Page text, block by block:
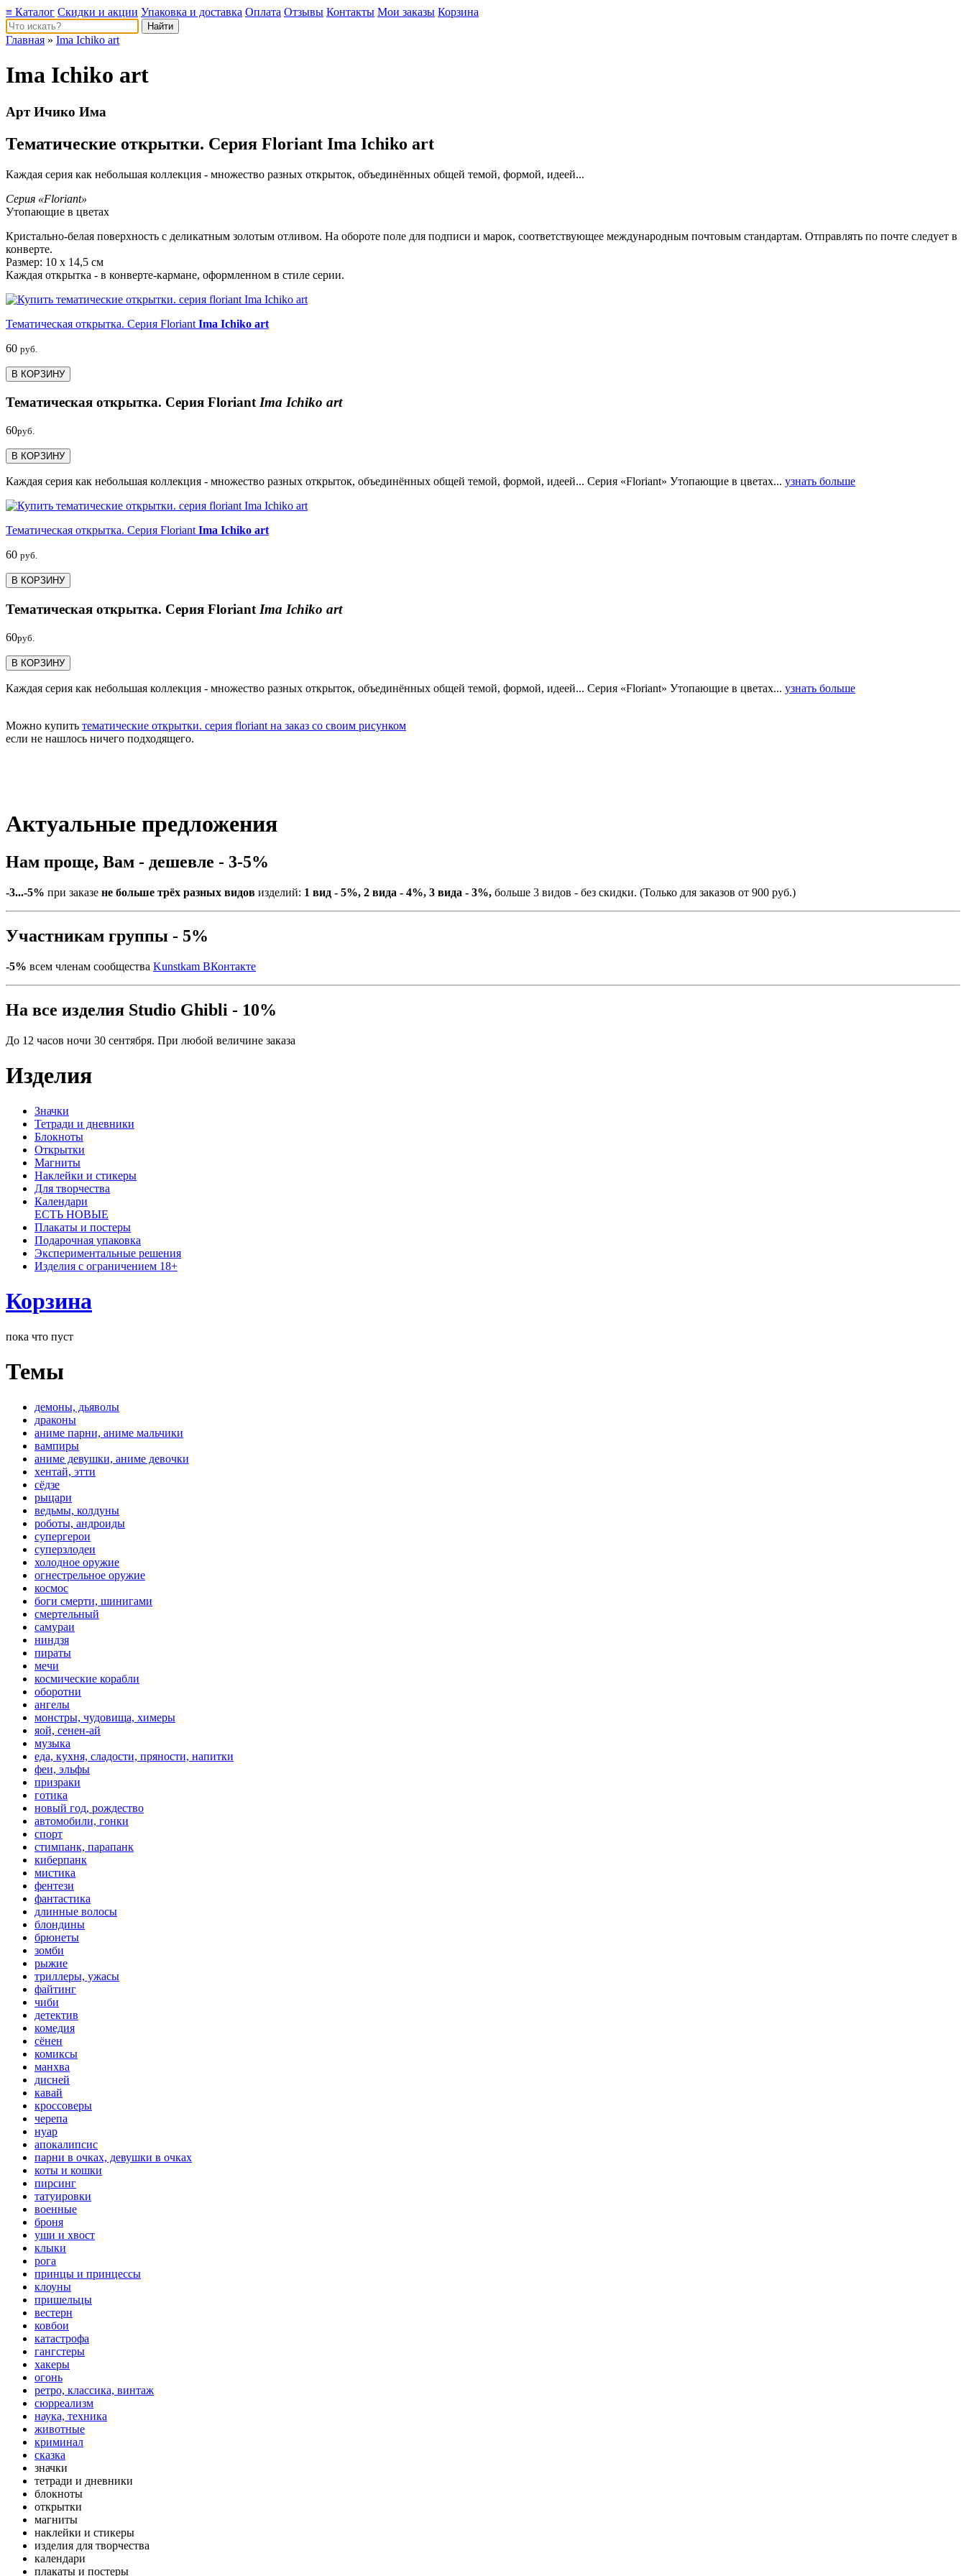
≡ Каталог Скидки и акции Упаковка и доставка Оплата Отзывы Контакты Мои заказы Корзина
Главная » Ima Ichiko art
Ima Ichiko art
Арт Ичико Има
Тематические открытки. Серия Floriant Ima Ichiko art
Каждая серия как небольшая коллекция - множество разных открыток, объединённых общей темой, формой, идеей...
Серия «Floriant»
Утопающие в цветах
Кристально-белая поверхность с деликатным золотым отливом. На обороте поле для подписи и марок, соответствующее международным почтовым стандартам. Отправлять по почте следует в
конверте.
Размер: 10 х 14,5 см
Каждая открытка - в конверте-кармане, оформленном в стиле серии.
Тематическая открытка. Серия Floriant Ima Ichiko art
60 руб.
В КОРЗИНУ
Тематическая открытка. Серия FloriantIma Ichiko art
60руб.
В КОРЗИНУ
Каждая серия как небольшая коллекция - множество разных открыток, объединённых общей темой, формой, идеей... Серия «Floriant» Утопающие в цветах... узнать больше
Тематическая открытка. Серия Floriant Ima Ichiko art
60 руб.
В КОРЗИНУ
Тематическая открытка. Серия Floriant Ima Ichiko art
60руб.
В КОРЗИНУ
Каждая серия как небольшая коллекция - множество разных открыток, объединённых общей темой, формой, идеей... Серия «Floriant» Утопающие в цветах... узнать больше
Можно купить тематические открытки. серия floriant на заказ со своим рисунком
если не нашлось ничего подходящего.
Актуальные предложения
Нам проще, Вам - дешевле - 3-5%
-3...-5% при заказе не больше трёх разных видов изделий: 1 вид - 5%, 2 вида - 4%, 3 вида - 3%, больше 3 видов - без скидки. (Только для заказов от 900 руб.)
Участникам группы - 5%
-5% всем членам сообщества Kunstkam ВКонтакте
На все изделия Studio Ghibli - 10%
До 12 часов ночи 30 сентября. При любой величине заказа
Изделия
Значки
Тетради и дневники
Блокноты
Открытки
Магниты
Наклейки и стикеры
Для творчества
Календари
ЕСТЬ НОВЫЕ
Плакаты и постеры
Подарочная упаковка
Экспериментальные решения
Изделия с ограничением 18+
Корзина
пока что пуст
Темы
демоны, дьяволы
драконы
аниме парни, аниме мальчики
вампиры
аниме девушки, аниме девочки
хентай, этти
сёдзе
рыцари
ведьмы, колдуны
роботы, андроиды
супергерои
суперзлодеи
холодное оружие
огнестрельное оружие
космос
боги смерти, шинигами
смертельный
самураи
ниндзя
пираты
мечи
космические корабли
оборотни
ангелы
монстры, чудовища, химеры
яой, сенен-ай
музыка
еда, кухня, сладости, пряности, напитки
феи, эльфы
призраки
готика
новый год, рождество
автомобили, гонки
спорт
стимпанк, парапанк
киберпанк
мистика
фентези
фантастика
длинные волосы
блондины
брюнеты
зомби
рыжие
триллеры, ужасы
файтинг
чиби
детектив
комедия
сёнен
комиксы
манхва
дисней
кавай
кроссоверы
черепа
нуар
апокалипсис
парни в очках, девушки в очках
коты и кошки
пирсинг
татуировки
военные
броня
уши и хвост
клыки
рога
принцы и принцессы
клоуны
пришельцы
вестерн
ковбои
катастрофа
гангстеры
хакеры
огонь
ретро, классика, винтаж
сюрреализм
наука, техника
животные
криминал
сказка
значки
тетради и дневники
блокноты
открытки
магниты
наклейки и стикеры
изделия для творчества
календари
плакаты и постеры